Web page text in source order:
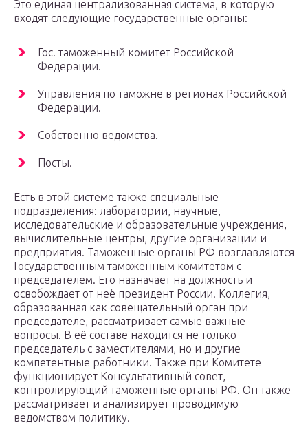
Это единая централизованная система, в которую
входят следующие государственные органы:
Гос. таможенный комитет Российской
Федерации.
Управления по таможне в регионах Российской
Федерации.
Собственно ведомства.
Посты.
Есть в этой системе также специальные
подразделения: лаборатории, научные,
исследовательские и образовательные учреждения,
вычислительные центры, другие организации и
предприятия. Таможенные органы РФ возглавляются
Государственным таможенным комитетом с
председателем. Его назначает на должность и
освобождает от неё президент России. Коллегия,
образованная как совещательный орган при
председателе, рассматривает самые важные
вопросы. В её составе находится не только
председатель с заместителями, но и другие
компетентные работники. Также при Комитете
функционирует Консультативный совет,
контролирующий таможенные органы РФ. Он также
рассматривает и анализирует проводимую
ведомством политику.